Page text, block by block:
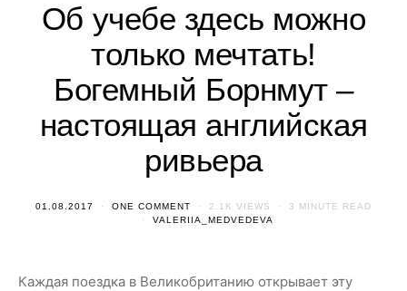
Об учебе здесь можно
только мечтать!
Богемный Борнмут –
настоящая английская
ривьера
01.08.2017 ONE COMMENT 2.1K VIEWS
3 MINUTE READ
VALERIIA_MEDVEDEVA
Каждая поездка в Великобританию открывает эту